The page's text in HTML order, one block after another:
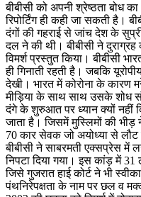
बीबीसी को अपनी श्रेष्ठता बोध
रिपोर्टिंग ही कही जा सकती है।
दंगों की गहराई से जांच देश के
दल ने की थी। बीबीसी ने दुराग्रह
विमर्श प्रस्तुत किया। बीबीसी
ही गिनाती रहती है। जबकि
देखी। भारत में कोरोना के कारण
मीड़िया के साथ साथ उसके शोध
दंगे के शुरुआत पर ध्यान क्यों नहीं
जाता है। जिसमें मुस्लिमों की भीड़
70 कार सेवक जो अयोध्या से
बीबीसी ने साबरमती एक्सप्रेस में
निपटा दिया गया। इस कांड़ में 31
जिसे गुजरात हाई कोर्ट ने भी
पंथनिरेपक्षता के नाम पर छल व